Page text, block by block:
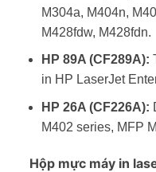
M304a, M404n,
M428fdw, M428fdn.
HP 89A (CF289A):
in HP LaserJet
HP 26A (CF226A):
M402 series, MFP
Hộp mực máy in